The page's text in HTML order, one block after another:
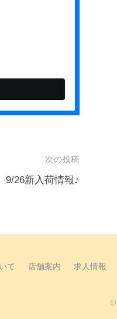
次の投稿
9/26新入荷情報♪
て 店舗案内 求人情報
©